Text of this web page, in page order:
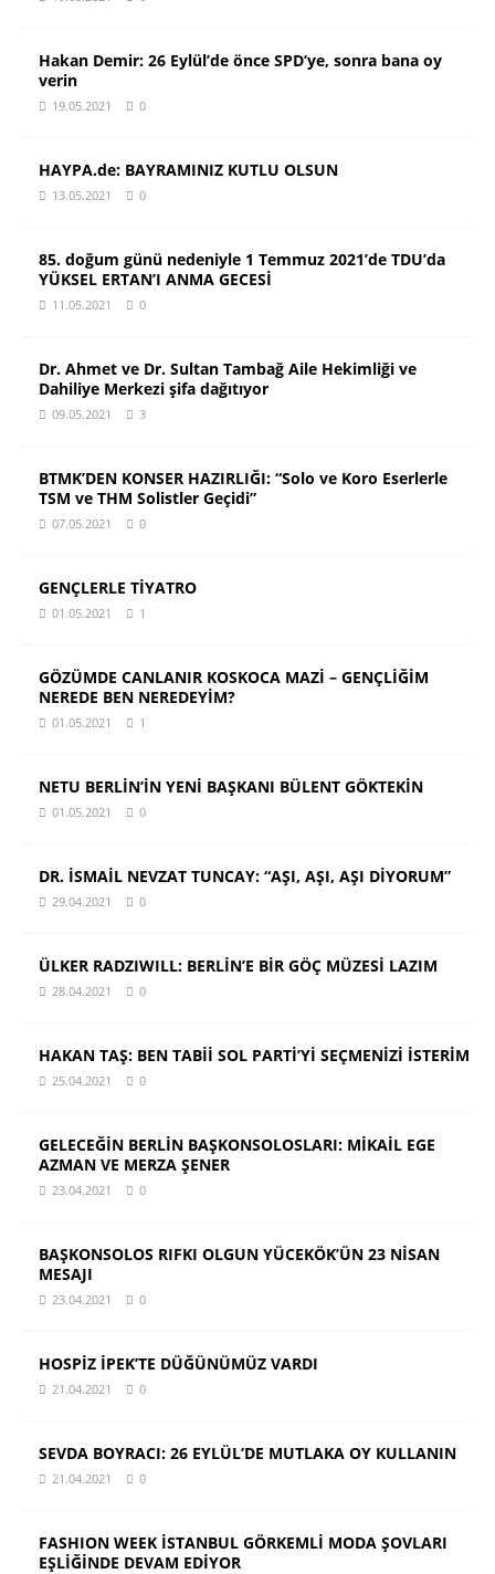
Hakan Demir: 26 Eylül’de önce SPD’ye, sonra bana oy
verin
19.05.2021 0
HAYPA.de: BAYRAMINIZ KUTLU OLSUN
13.05.2021 0
85. doğum günü nedeniyle 1 Temmuz 2021’de TDU’da
YÜKSEL ERTAN’I ANMA GECESİ
11.05.2021 0
Dr. Ahmet ve Dr. Sultan Tambağ Aile Hekimliği ve
Dahiliye Merkezi şifa dağıtıyor
09.05.2021 3
BTMK’DEN KONSER HAZIRLIĞI: “Solo ve Koro Eserlerle
TSM ve THM Solistler Geçidi”
07.05.2021 0
GENÇLERLE TİYATRO
01.05.2021 1
GÖZÜMDE CANLANIR KOSKOCA MAZİ – GENÇLİĞİM
NEREDE BEN NEREDEYİM?
01.05.2021 1
NETU BERLİN’İN YENİ BAŞKANI BÜLENT GÖKTEKİN
01.05.2021 0
DR. İSMAİL NEVZAT TUNCAY: “AŞI, AŞI, AŞI DİYORUM”
29.04.2021 0
ÜLKER RADZIWILL: BERLİN’E BİR GÖÇ MÜZESİ LAZIM
28.04.2021 0
HAKAN TAŞ: BEN TABİİ SOL PARTİ’Yİ SEÇMENİZİ İSTERİM
25.04.2021 0
GELECEĞİN BERLİN BAŞKONSOLOSLARI: MİKAİL EGE
AZMAN VE MERZA ŞENER
23.04.2021 0
BAŞKONSOLOS RIFKI OLGUN YÜCEKÖK’ÜN 23 NİSAN
MESAJI
23.04.2021 0
HOSPİZ İPEK’TE DÜĞÜNÜMÜZ VARDI
21.04.2021 0
SEVDA BOYRACI: 26 EYLÜL’DE MUTLAKA OY KULLANIN
21.04.2021 0
FASHION WEEK İSTANBUL GÖRKEMLİ MODA ŞOVLARI
EŞLİĞİNDE DEVAM EDİYOR